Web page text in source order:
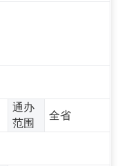
通办
范围
全省